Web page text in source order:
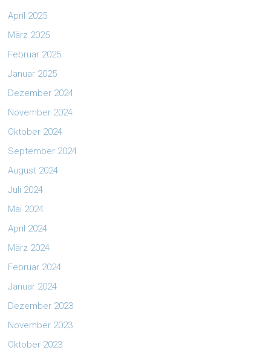
April 2025
März 2025
Februar 2025
Januar 2025
Dezember 2024
November 2024
Oktober 2024
September 2024
August 2024
Juli 2024
Mai 2024
April 2024
März 2024
Februar 2024
Januar 2024
Dezember 2023
November 2023
Oktober 2023